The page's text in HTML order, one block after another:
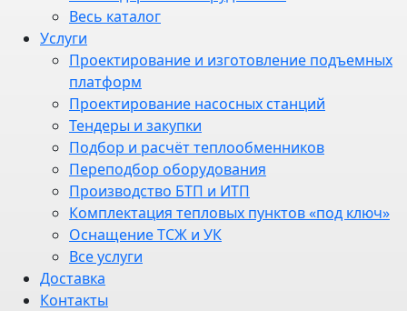
Весь каталог
Услуги
Проектирование и изготовление подъемных
платформ
Проектирование насосных станций
Тендеры и закупки
Подбор и расчёт теплообменников
Переподбор оборудования
Производство БТП и ИТП
Комплектация тепловых пунктов «под ключ»
Оснащение ТСЖ и УК
Все услуги
Доставка
Контакты